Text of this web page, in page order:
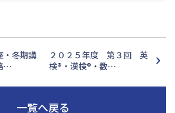
・冬期講
…
２０２５年度 第３回 英
検®・漢検®・数…
一覧へ戻る